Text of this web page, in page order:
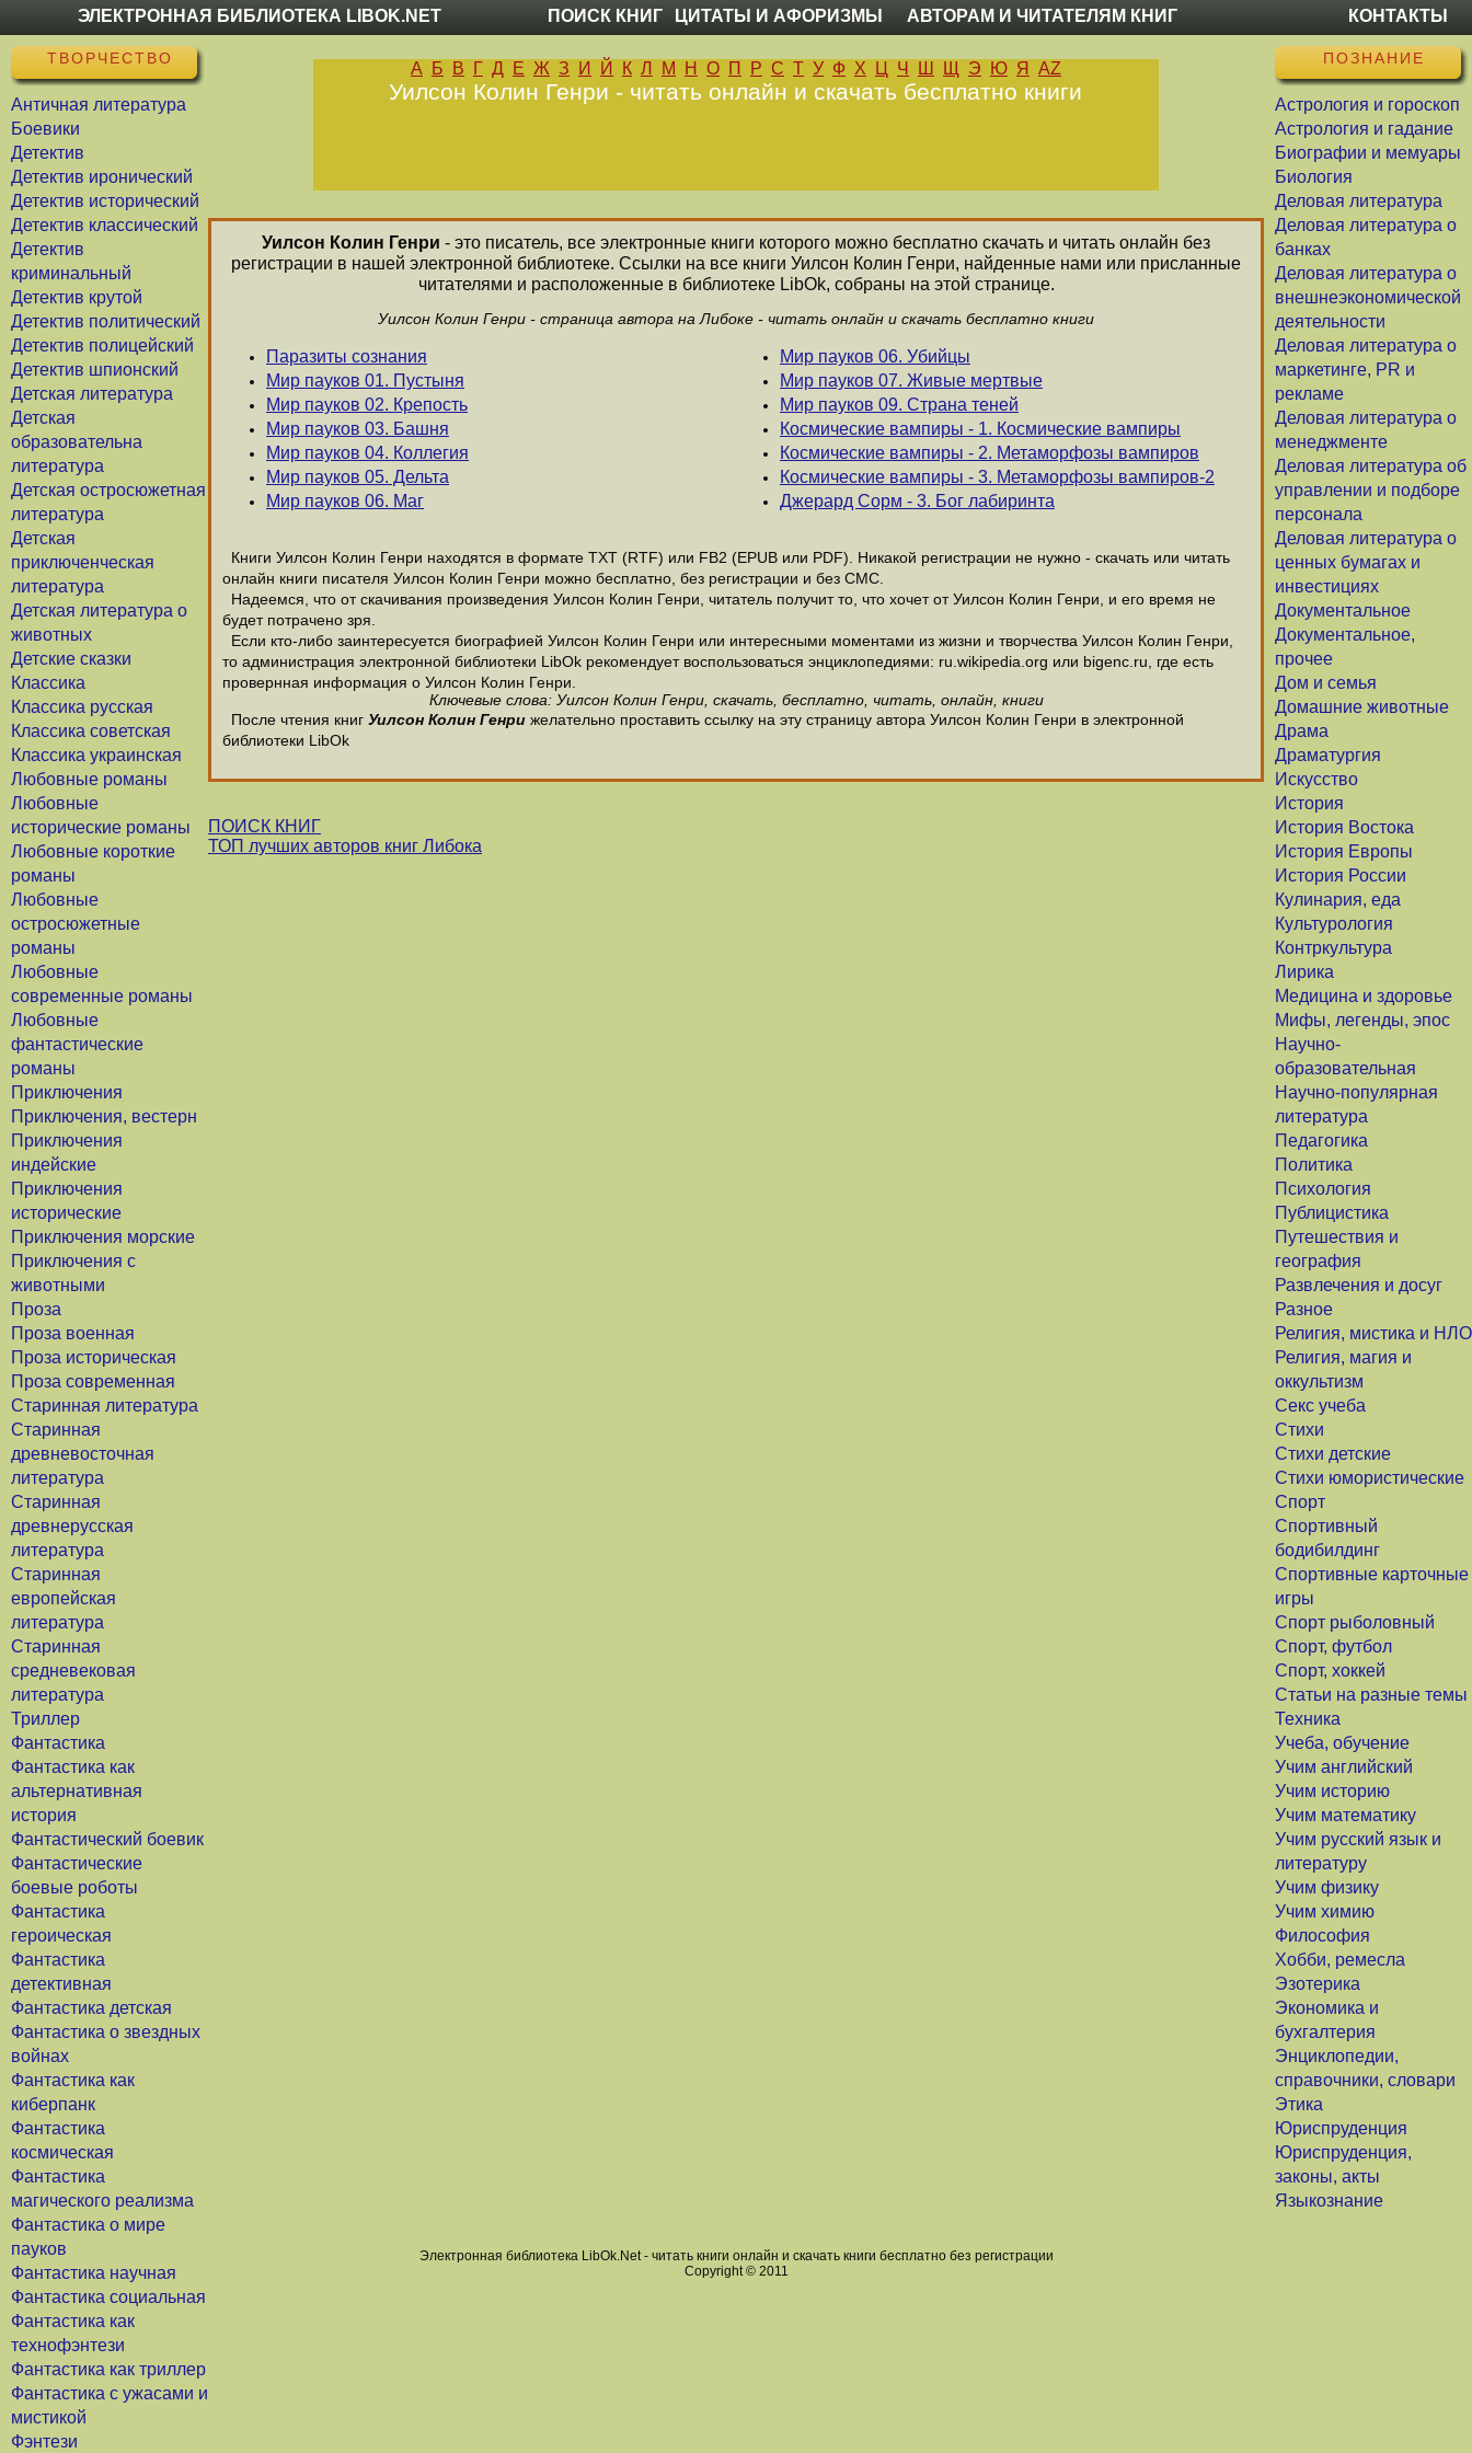
ЭЛЕКТРОННАЯ БИБЛИОТЕКА LIBOK.NET ПОИСК КНИГ ЦИТАТЫ И АФОРИЗМЫ АВТОРАМ И ЧИТАТЕЛЯМ КНИГ КОНТАКТЫ
ТВОРЧЕСТВО
Античная литература
Боевики
Детектив
Детектив иронический
Детектив исторический
Детектив классический
Детектив
криминальный
Детектив крутой
Детектив политический
Детектив полицейский
Детектив шпионский
Детская литература
Детская
образовательна
литература
Детская остросюжетная
литература
Детская
приключенческая
литература
Детская литература о
животных
Детские сказки
Классика
Классика русская
Классика советская
Классика украинская
Любовные романы
Любовные
исторические романы
Любовные короткие
романы
Любовные
остросюжетные
романы
Любовные
современные романы
Любовные
фантастические
романы
Приключения
Приключения, вестерн
Приключения
индейские
Приключения
исторические
Приключения морские
Приключения с
животными
Проза
Проза военная
Проза историческая
Проза современная
Старинная литература
Старинная
древневосточная
литература
Старинная
древнерусская
литература
Старинная
европейская
литература
Старинная
средневековая
литература
Триллер
Фантастика
Фантастика как
альтернативная
история
Фантастический боевик
Фантастические
боевые роботы
Фантастика
героическая
Фантастика
детективная
Фантастика детская
Фантастика о звездных
войнах
Фантастика как
киберпанк
Фантастика
космическая
Фантастика
магического реализма
Фантастика о мире
пауков
Фантастика научная
Фантастика социальная
Фантастика как
технофэнтези
Фантастика как триллер
Фантастика с ужасами и
мистикой
Фэнтези
ПОЗНАНИЕ
Астрология и гороскоп
Астрология и гадание
Биографии и мемуары
Биология
Деловая литература
Деловая литература о
банках
Деловая литература о
внешнеэкономической
деятельности
Деловая литература о
маркетинге, PR и
рекламе
Деловая литература о
менеджменте
Деловая литература об
управлении и подборе
персонала
Деловая литература о
ценных бумагах и
инвестициях
Документальное
Документальное,
прочее
Дом и семья
Домашние животные
Драма
Драматургия
Искусство
История
История Востока
История Европы
История России
Кулинария, еда
Культурология
Контркультура
Лирика
Медицина и здоровье
Мифы, легенды, эпос
Научно-
образовательная
Научно-популярная
литература
Педагогика
Политика
Психология
Публицистика
Путешествия и
география
Развлечения и досуг
Разное
Религия, мистика и НЛО
Религия, магия и
оккультизм
Секс учеба
Стихи
Стихи детские
Стихи юмористические
Спорт
Спортивный
бодибилдинг
Спортивные карточные
игры
Спорт рыболовный
Спорт, футбол
Спорт, хоккей
Статьи на разные темы
Техника
Учеба, обучение
Учим английский
Учим историю
Учим математику
Учим русский язык и
литературу
Учим физику
Учим химию
Философия
Хобби, ремесла
Эзотерика
Экономика и
бухгалтерия
Энциклопедии,
справочники, словари
Этика
Юриспруденция
Юриспруденция,
законы, акты
Языкознание
А Б В Г Д Е Ж З И Й К Л М Н О П Р С Т У Ф Х Ц Ч Ш Щ Э Ю Я AZ
Уилсон Колин Генри - читать онлайн и скачать бесплатно книги
Уилсон Колин Генри - это писатель, все электронные книги которого можно бесплатно скачать и читать онлайн без
регистрации в нашей электронной библиотеке. Ссылки на все книги Уилсон Колин Генри, найденные нами или присланные
читателями и расположенные в библиотеке LibOk, собраны на этой странице.
Уилсон Колин Генри - страница автора на Либоке - читать онлайн и скачать бесплатно книги
Паразиты сознания
Мир пауков 01. Пустыня
Мир пауков 02. Крепость
Мир пауков 03. Башня
Мир пауков 04. Коллегия
Мир пауков 05. Дельта
Мир пауков 06. Маг
Мир пауков 06. Убийцы
Мир пауков 07. Живые мертвые
Мир пауков 09. Страна теней
Космические вампиры - 1. Космические вампиры
Космические вампиры - 2. Метаморфозы вампиров
Космические вампиры - 3. Метаморфозы вампиров-2
Джерард Сорм - 3. Бог лабиринта
Книги Уилсон Колин Генри находятся в формате ТХТ (RTF) или FB2 (EPUB или PDF). Никакой регистрации не нужно - скачать или читать
онлайн книги писателя Уилсон Колин Генри можно бесплатно, без регистрации и без СМС.
Надеемся, что от скачивания произведения Уилсон Колин Генри, читатель получит то, что хочет от Уилсон Колин Генри, и его время не
будет потрачено зря.
Если кто-либо заинтересуется биографией Уилсон Колин Генри или интересными моментами из жизни и творчества Уилсон Колин Генри,
то администрация электронной библиотеки LibOk рекомендует воспользоваться энциклопедиями: ru.wikipedia.org или bigenc.ru, где есть
провернная информация о Уилсон Колин Генри.
Ключевые слова: Уилсон Колин Генри, скачать, бесплатно, читать, онлайн, книги
После чтения книг Уилсон Колин Генри желательно проставить ссылку на эту страницу автора Уилсон Колин Генри в электронной
библиотеки LibOk
ПОИСК КНИГ
ТОП лучших авторов книг Либока
Электронная библиотека LibOk.Net - читать книги онлайн и скачать книги бесплатно без регистрации
Copyright © 2011